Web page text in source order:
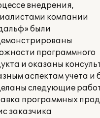
внедрения,
компании
были
программного
и оказаны
аспектам учета и
следующие
программных
заказчика